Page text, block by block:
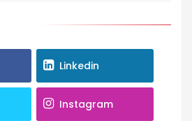
Linkedin
Instagram